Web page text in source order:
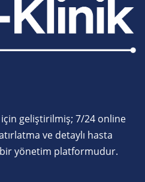
için geliştirilmiş; 7/24 online
ve detaylı hasta
yönetim platformudur.